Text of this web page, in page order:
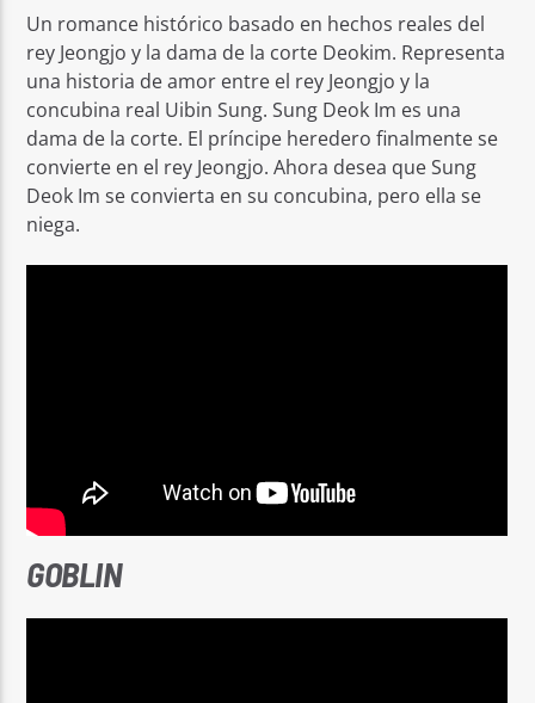
Un romance histórico basado en hechos reales del
rey Jeongjo y la dama de la corte Deokim. Representa
una historia de amor entre el rey Jeongjo y la
concubina real Uibin Sung. Sung Deok Im es una
dama de la corte. El príncipe heredero finalmente se
convierte en el rey Jeongjo. Ahora desea que Sung
Deok Im se convierta en su concubina, pero ella se
niega.
GOBLIN